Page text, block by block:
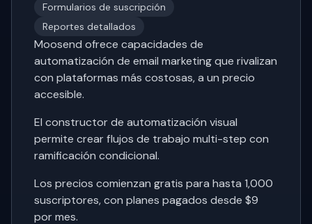
Formularios de suscripción
Reportes detallados
Moosend ofrece capacidades de
automatización de email marketing que rivalizan
con plataformas más costosas, a un precio
accesible.
El constructor de automatización visual
permite crear flujos de trabajo multi-step con
ramificación condicional.
Los precios comienzan gratis para hasta 1,000
suscriptores, con planes pagados desde $9
por mes.